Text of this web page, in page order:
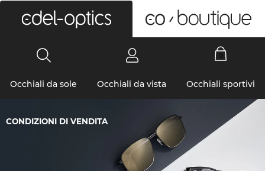
Occhiali da sole Occhiali da vista Occhiali sportivi
CONDIZIONI DI VENDITA